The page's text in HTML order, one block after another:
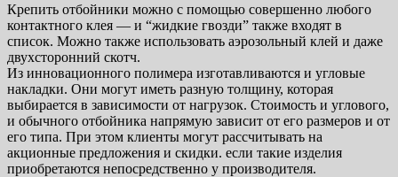
Крепить отбойники можно с помощью совершенно любого
контактного клея — и “жидкие гвозди” также входят в
список. Можно также использовать аэрозольный клей и даже
двухсторонний скотч.
Из инновационного полимера изготавливаются и угловые
накладки. Они могут иметь разную толщину, которая
выбирается в зависимости от нагрузок. Стоимость и углового,
и обычного отбойника напрямую зависит от его размеров и от
его типа. При этом клиенты могут рассчитывать на
акционные предложения и скидки. если такие изделия
приобретаются непосредственно у производителя.